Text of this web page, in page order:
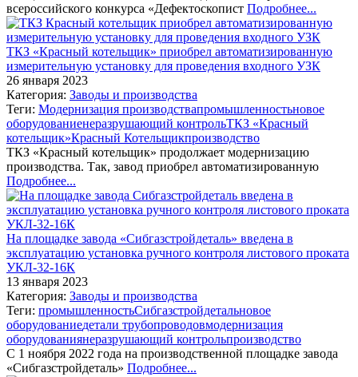
всероссийского конкурса «Дефектоскопист Подробнее...
ТКЗ «Красный котельщик» приобрел автоматизированную
измерительную установку для проведения входного УЗК
26 января 2023
Категория: Заводы и производства
Теги: Модернизация производствапромышленностьновое
оборудованиенеразрушающий контрольТКЗ «Красный
котельщик»Красный Котельщикпроизводство
ТКЗ «Красный котельщик» продолжает модернизацию
производства. Так, завод приобрел автоматизированную
Подробнее...
На площадке завода «Сибгазстройдеталь» введена в
эксплуатацию установка ручного контроля листового проката
УКЛ-32-16К
13 января 2023
Категория: Заводы и производства
Теги: промышленностьСибгазстройдетальновое
оборудованиедетали трубопроводовмодернизация
оборудованиянеразрушающий контрольпроизводство
С 1 ноября 2022 года на производственной площадке завода
«Сибгазстройдеталь» Подробнее...